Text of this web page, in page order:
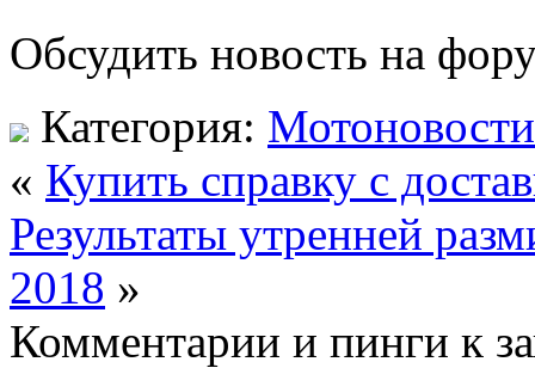
Обсудить новость на
Категория: Мотоновости
« Купить справку с
Результаты утренней
2018 »
Комментарии и пинги к